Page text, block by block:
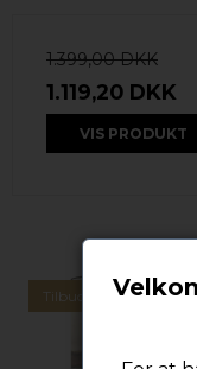
1.399,00 DKK
1.119,20 DKK
VIS PRODUKT
Tilbud